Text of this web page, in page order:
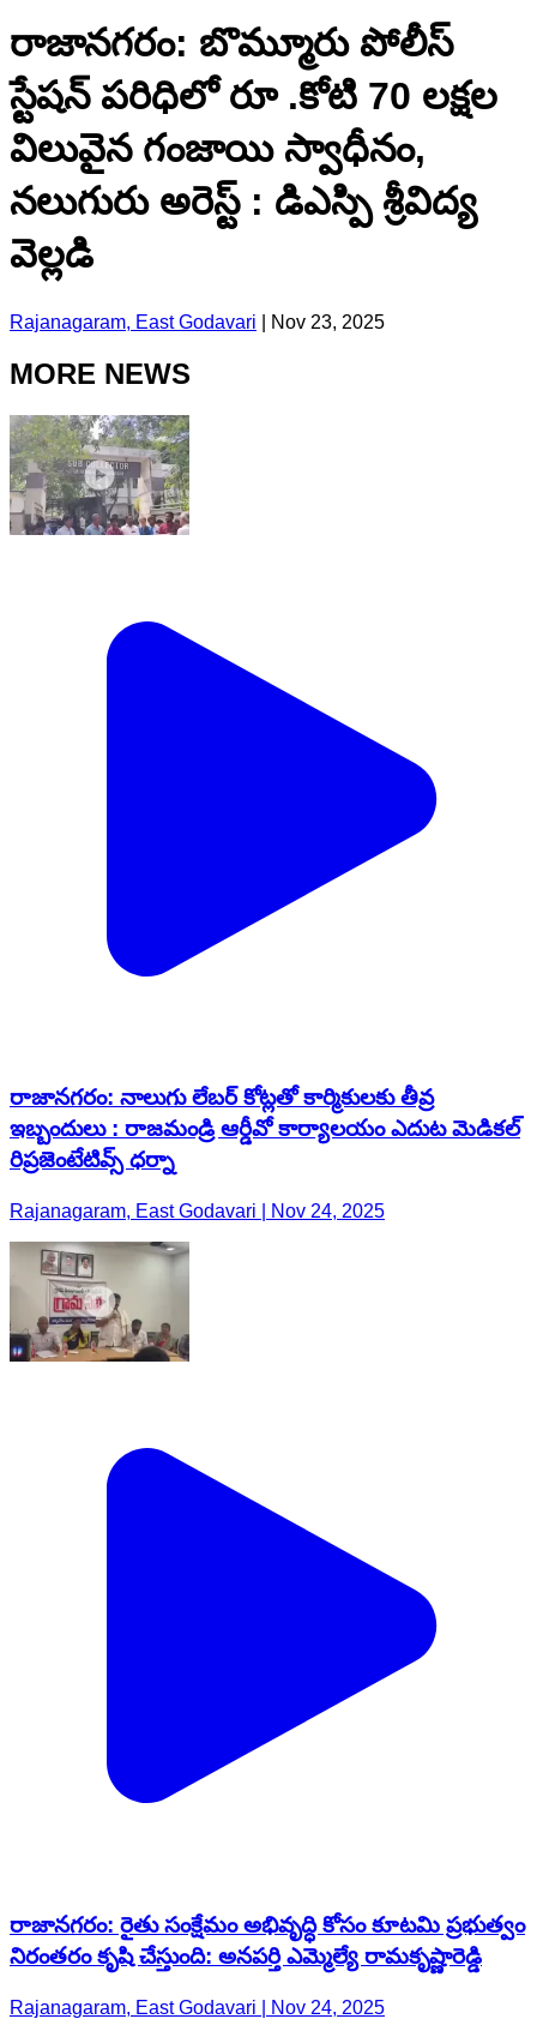
రాజానగరం: బొమ్మూరు పోలీస్
స్టేషన్ పరిధిలో రూ .కోటి 70 లక్షల
విలువైన గంజాయి స్వాధీనం,
నలుగురు అరెస్ట్ : డిఎస్పి శ్రీవిద్య
వెల్లడి
Rajanagaram, East Godavari Nov 23, 2025
MORE NEWS
రాజానగరం: నాలుగు లేబర్ కోట్లతో కార్మికులకు తీవ్ర
ఇబ్బందులు : రాజమండ్రి ఆర్డీవో కార్యాలయం ఎదుట మెడికల్
రిప్రజెంటేటివ్స్ ధర్నా
Rajanagaram, East Godavari | Nov 24, 2025
రాజానగరం: రైతు సంక్షేమం అభివృద్ధి కోసం కూటమి ప్రభుత్వం
నిరంతరం కృషి చేస్తుంది: అనపర్తి ఎమ్మెల్యే రామకృష్ణారెడ్డి
Rajanagaram, East Godavari | Nov 24, 2025